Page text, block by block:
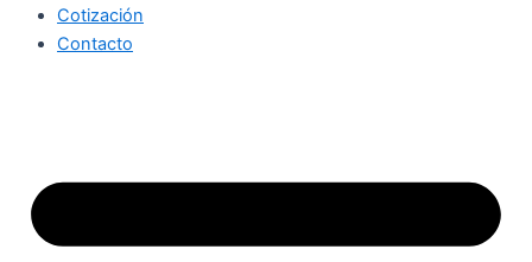
Cotización
Contacto